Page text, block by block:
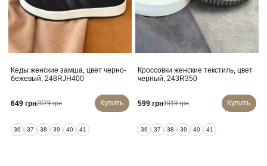
Кеды женские замша, цвет черно-
бежевый, 248RJH400
649 грн2079 грн Купить
36 37 38 39 40 41
Кроссовки женские текстиль, цвет
черный, 243R350
599 грн1919 грн Купить
36 37 38 39 40 41